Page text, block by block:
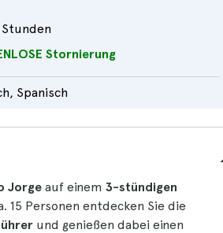
Stornierung
Spanisch
Jorge auf einem 3-stündigen
15 Personen entdecken Sie die
und genießen dabei einen